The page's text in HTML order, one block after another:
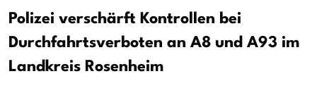
Polizei verschärft Kontrollen bei
Durchfahrtsverboten an A8 und A93 im
Landkreis Rosenheim